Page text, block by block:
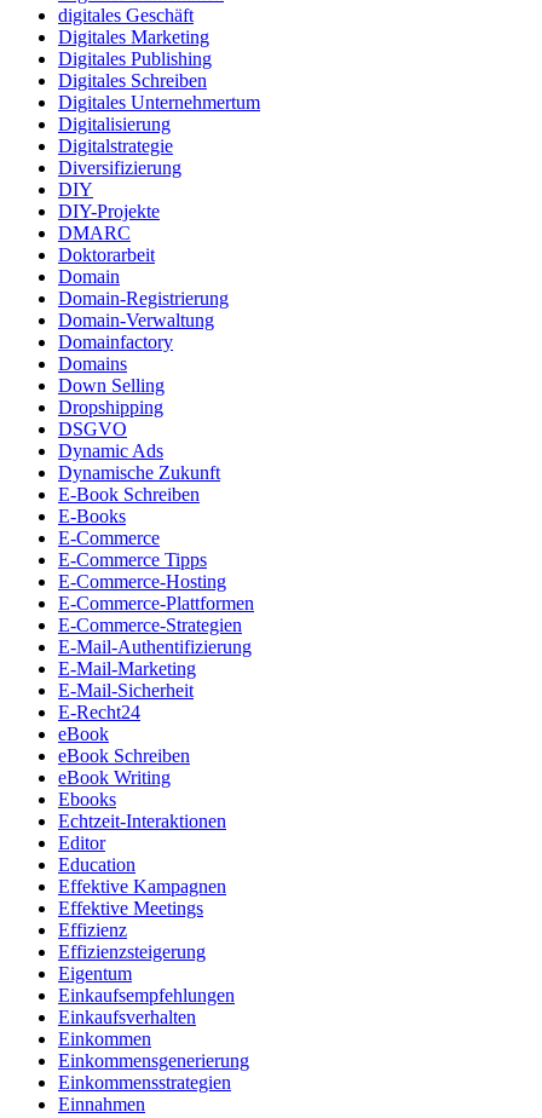
digitales Geschäft
Digitales Marketing
Digitales Publishing
Digitales Schreiben
Digitales Unternehmertum
Digitalisierung
Digitalstrategie
Diversifizierung
DIY
DIY-Projekte
DMARC
Doktorarbeit
Domain
Domain-Registrierung
Domain-Verwaltung
Domainfactory
Domains
Down Selling
Dropshipping
DSGVO
Dynamic Ads
Dynamische Zukunft
E-Book Schreiben
E-Books
E-Commerce
E-Commerce Tipps
E-Commerce-Hosting
E-Commerce-Plattformen
E-Commerce-Strategien
E-Mail-Authentifizierung
E-Mail-Marketing
E-Mail-Sicherheit
E-Recht24
eBook
eBook Schreiben
eBook Writing
Ebooks
Echtzeit-Interaktionen
Editor
Education
Effektive Kampagnen
Effektive Meetings
Effizienz
Effizienzsteigerung
Eigentum
Einkaufsempfehlungen
Einkaufsverhalten
Einkommen
Einkommensgenerierung
Einkommensstrategien
Einnahmen